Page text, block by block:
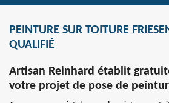
PEINTURE SUR TOITURE
QUALIFIÉ
Artisan Reinhard établit
votre projet de pose de